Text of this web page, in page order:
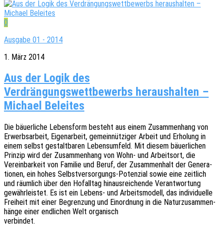
0
Ausgabe 01 - 2014
1. März 2014
Aus der Logik des
Verdrängungswettbewerbs heraushalten –
Michael Beleites
Die bäuer­li­che Lebens­form besteht aus einem Zusam­men­hang von
Erwerbs­ar­beit, Eigen­ar­beit, gemein­nüt­zi­ger Arbeit und Erho­lung in
einem selbst gestalt­ba­ren Lebens­um­feld. Mit diesem bäuer­li­chen
Prin­zip wird der Zusam­men­hang von Wohn- und Arbeits­ort, die
Verein­bar­keit von Fami­lie und Beruf, der Zusam­men­halt der Gene­ra­
tio­nen, ein hohes Selbst­ver­sor­gungs-Poten­zi­al sowie eine zeit­lich
und räum­lich über den Hofall­tag hinaus­rei­chen­de Verant­wor­tung
gewähr­leis­tet. Es ist ein Lebens- und Arbeits­mo­dell, das individuelle
Frei­heit mit einer Begren­zung und Einord­nung in die Natur­zu­sam­men­
hän­ge einer endli­chen Welt organisch
verbindet.